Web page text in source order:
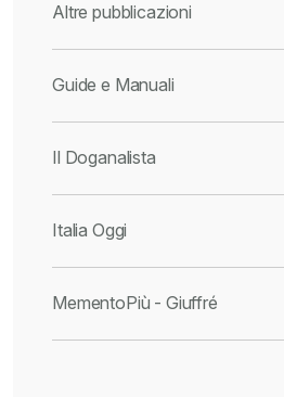
Altre pubblicazioni
Guide e Manuali
Il Doganalista
Italia Oggi
MementoPiù - Giuffré